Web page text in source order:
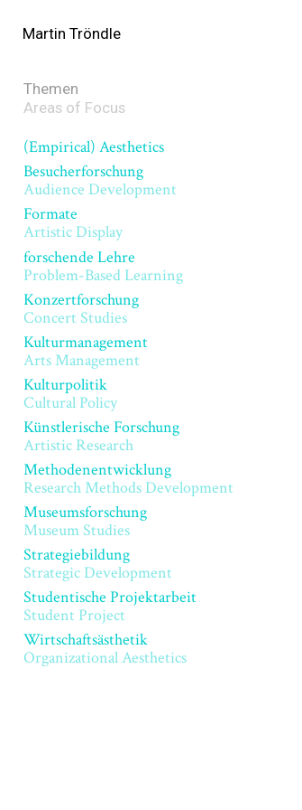
Martin Tröndle
Themen
Areas of Focus
(Empirical) Aesthetics
Besucherforschung
Audience Development
Formate
Artistic Display
forschende Lehre
Problem-Based Learning
Konzertforschung
Concert Studies
Kulturmanagement
Arts Management
Kulturpolitik
Cultural Policy
Künstlerische Forschung
Artistic Research
Methodenentwicklung
Research Methods Development
Museumsforschung
Museum Studies
Strategiebildung
Strategic Development
Studentische Projektarbeit
Student Project
Wirtschaftsästhetik
Organizational Aesthetics